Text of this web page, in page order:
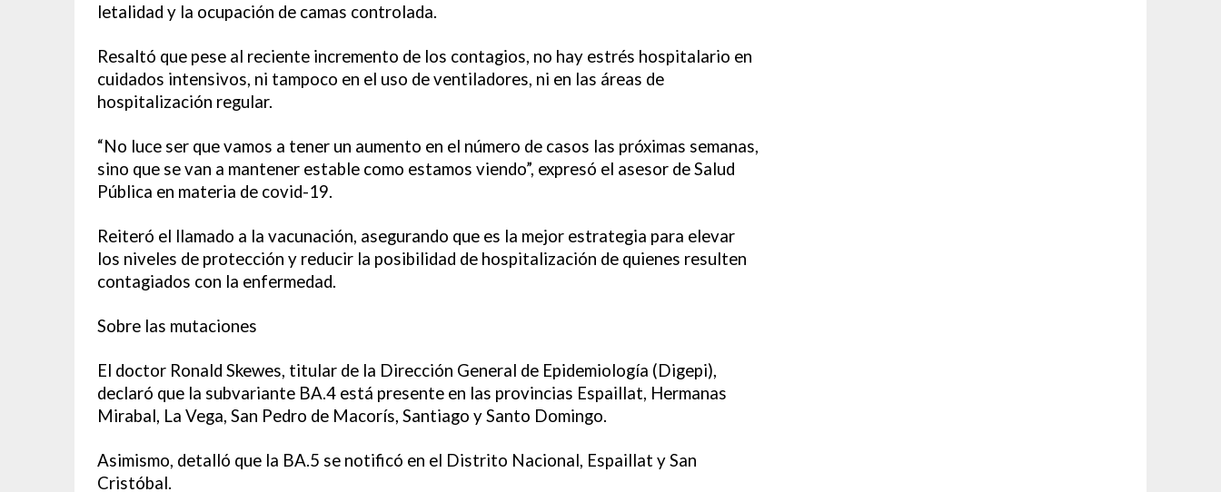
letalidad y la ocupación de camas controlada.
Resaltó que pese al reciente incremento de los contagios, no hay estrés hospitalario en
cuidados intensivos, ni tampoco en el uso de ventiladores, ni en las áreas de
hospitalización regular.
“No luce ser que vamos a tener un aumento en el número de casos las próximas semanas,
sino que se van a mantener estable como estamos viendo”, expresó el asesor de Salud
Pública en materia de covid-19.
Reiteró el llamado a la vacunación, asegurando que es la mejor estrategia para elevar
los niveles de protección y reducir la posibilidad de hospitalización de quienes resulten
contagiados con la enfermedad.
Sobre las mutaciones
El doctor Ronald Skewes, titular de la Dirección General de Epidemiología (Digepi),
declaró que la subvariante BA.4 está presente en las provincias Espaillat, Hermanas
Mirabal, La Vega, San Pedro de Macorís, Santiago y Santo Domingo.
Asimismo, detalló que la BA.5 se notificó en el Distrito Nacional, Espaillat y San
Cristóbal.